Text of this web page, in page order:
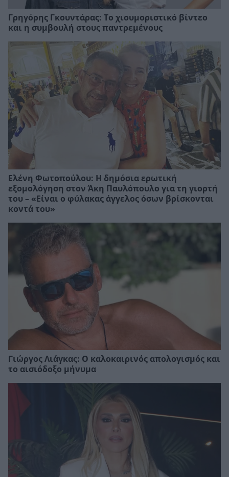
Γρηγόρης Γκουντάρας: Το χιουμοριστικό βίντεο
και η συμβουλή στους παντρεμένους
Ελένη Φωτοπούλου: Η δημόσια ερωτική
εξομολόγηση στον Άκη Παυλόπουλο για τη γιορτή
του – «Είναι ο φύλακας άγγελος όσων βρίσκονται
κοντά του»
Γιώργος Λιάγκας: Ο καλοκαιρινός απολογισμός και
το αισιόδοξο μήνυμα